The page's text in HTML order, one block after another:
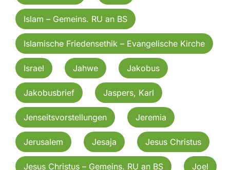
Islam – Gemeins. RU an BS
Islamische Friedensethik – Evangelische Kirche
Israel Jahwe Jakobus
Jakobusbrief Jaspers, Karl
Jenseitsvorstellungen Jeremia
Jerusalem Jesaja Jesus Christus
Jesus Christus – Gemeins. RU an BS Joel